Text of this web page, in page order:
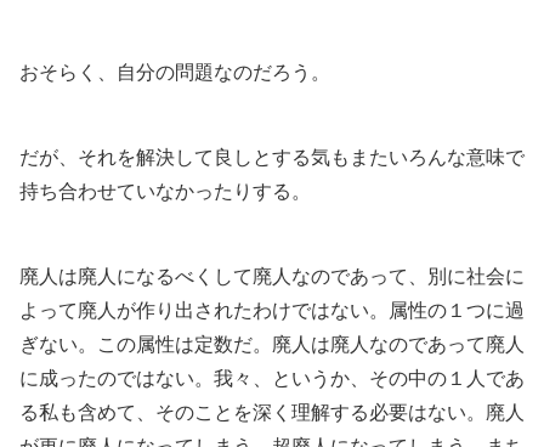
おそらく、自分の問題なのだろう。
だが、それを解決して良しとする気もまたいろんな意味で
持ち合わせていなかったりする。
廃人は廃人になるべくして廃人なのであって、別に社会に
よって廃人が作り出されたわけではない。属性の１つに過
ぎない。この属性は定数だ。廃人は廃人なのであって廃人
に成ったのではない。我々、というか、その中の１人であ
る私も含めて、そのことを深く理解する必要はない。廃人